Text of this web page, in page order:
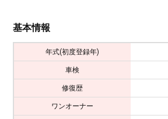
基本情報
年式(初度登録年)
車検
修復歴
ワンオーナー